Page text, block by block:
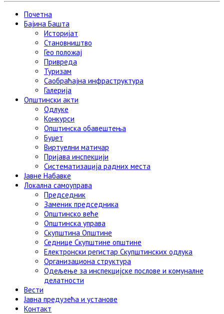
Почетна
Бајина Башта
Историјат
Становништво
Гео положај
Привреда
Туризам
Саобраћајна инфраструктура
Галерија
Општински акти
Одлуке
Конкурси
Општинска обавештења
Буџет
Виртуелни матичар
Пријава инспекцији
Систематизација радних места
Јавне Набавке
Локална самоуправа
Председник
Заменик председника
Општинско веће
Општинска управа
Скупштина Општине
Седнице Скупштине општине
Електронски регистар Скупштинских одлука
Организациона структура
Одељење за инспекцијске послове и комуналне
делатности
Вести
Јавна предузећа и установе
Контакт